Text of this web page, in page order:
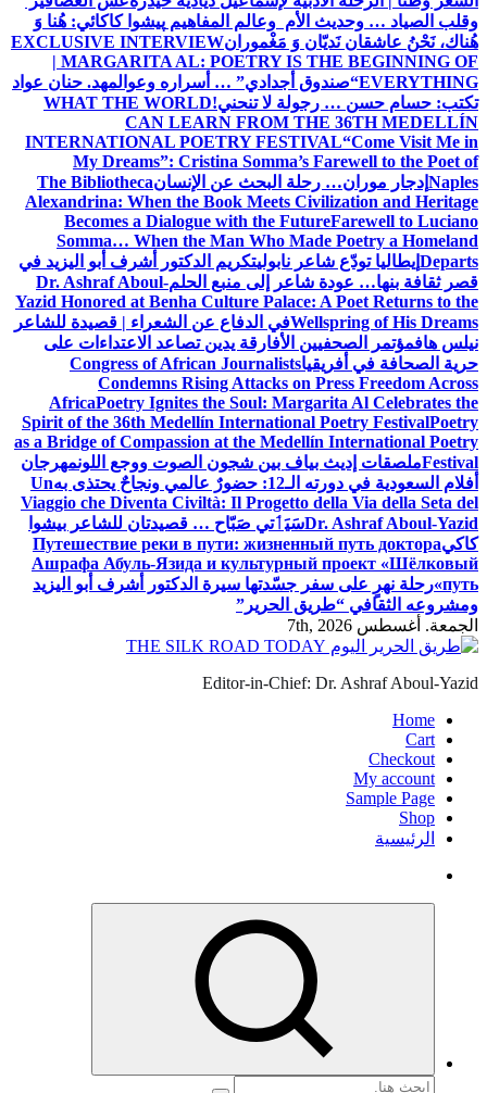
وقلب الصياد … وحديث الأم وعالم المفاهيم پیشوا کاکائي: هُنا وَ
هُناك، نَحْنُ عاشقان نَديّان وَ مَغْمورانEXCLUSIVE INTERVIEW
| MARGARITA AL: POETRY IS THE BEGINNING OF
EVERYTHING“صندوق أجدادي” … أسراره وعوالمهد. حنان عواد
تكتب: حسام حسن … رجولة لا تنحني!WHAT THE WORLD
CAN LEARN FROM THE 36TH MEDELLÍN
INTERNATIONAL POETRY FESTIVAL“Come Visit Me in
My Dreams”: Cristina Somma’s Farewell to the Poet of
Naples إدجار موران… رحلة البحث عن الإنسانThe Bibliotheca
Alexandrina: When the Book Meets Civilization and Heritage
Becomes a Dialogue with the FutureFarewell to Luciano
Somma… When the Man Who Made Poetry a Homeland
Departs إيطاليا تودّع شاعر نابوليتكريم الدكتور أشرف أبو اليزيد في
قصر ثقافة بنها… عودة شاعر إلى منبع الحلمDr. Ashraf Aboul-
Yazid Honored at Benha Culture Palace: A Poet Returns to the
Wellspring of His Dreamsفي الدفاع عن الشعراء | قصيدة للشاعر
نيلس هافمؤتمر الصحفيين الأفارقة يدين تصاعد الاعتداءات على
حرية الصحافة في أفريقياCongress of African Journalists
Condemns Rising Attacks on Press Freedom Across
AfricaPoetry Ignites the Soul: Margarita Al Celebrates the
Spirit of the 36th Medellín International Poetry FestivalPoetry
as a Bridge of Compassion at the Medellín International Poetry
Festivalملصقات إديث بياف بين شجون الصوت ووجع اللونمهرجان
أفلام السعودية في دورته الـ12: حضورٌ عالمي ونجاحٌ يحتذى به
Un
Viaggio che Diventa Civiltà: Il Progetto della Via della Seta del
Dr. Ashraf Aboul-Yazidسَيَٲتي صَبّاح … قصيدتان للشاعر بيشوا
كاكيПутешествие реки в пути: жизненный путь доктора
Ашрафа Абуль-Язида и культурный проект «Шёлковый
путь» رحلة نهرٍ على سفر جسّدتها سيرة الدكتور أشرف أبو اليزيد
ومشروعه الثقافي “طريق الحرير”
الجمعة. أغسطس 7th, 2026
Editor-in-Chief: Dr. Ashraf Aboul-Yazid
Home
Cart
Checkout
My account
Sample Page
Shop
الرئيسية
البحث